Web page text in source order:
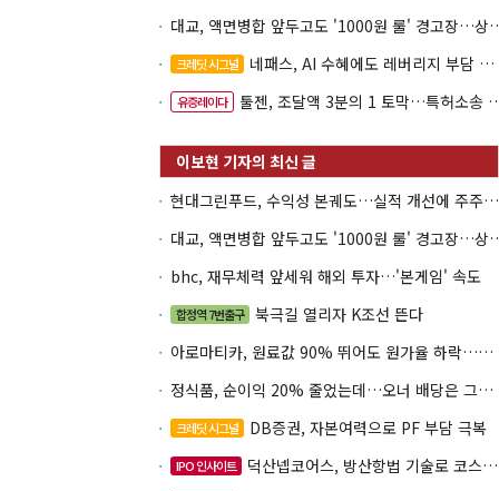
대교, 액면병합 앞두고
크레딧 시그널 네패스, AI 수혜에도 레버리지 부담 여전
유증레이다 툴젠, 조달액 3분의 1 토막…특허소송 비용부터 챙긴다
현대그린푸드, 수익성 본궤도…실적 개선에 주주환원까지
대교, 액면병합 앞두고
bhc, 재무체력 앞세워 해외 투자…'본게임' 속도
합정역 7번출구
북극길 열리자 K조선 뜬다
아로마티카, 원료값 90% 뛰어도 원가율 하락…직거래로 방어
정식품, 순이익 20% 줄었는데…오너 배당은 그대로
크레딧 시그널 DB증권, 자본여력으로 PF 부담 극복
IPO 인사이트 덕산넵코어스, 방산항법 기술로 코스닥 노크